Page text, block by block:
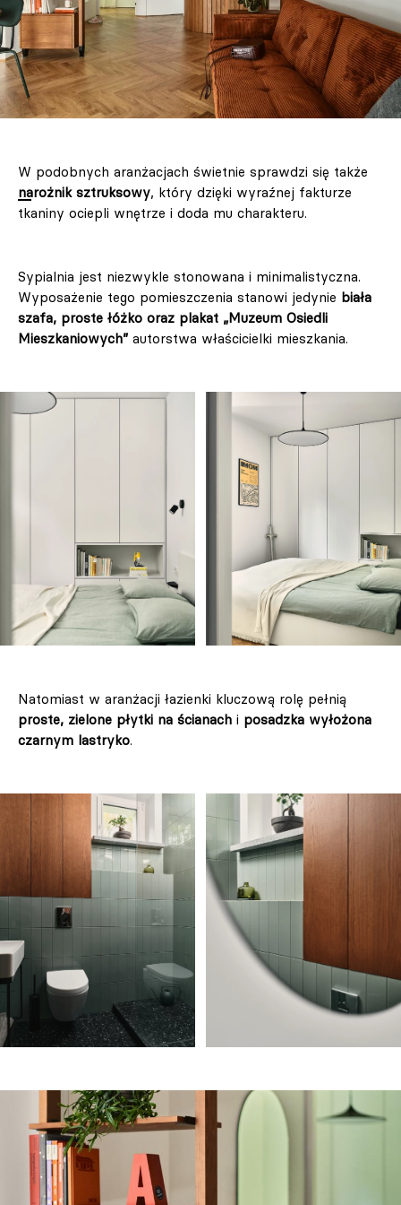
W podobnych aranżacjach świetnie sprawdzi się także
narożnik sztruksowy, który dzięki wyraźnej fakturze
tkaniny ociepli wnętrze i doda mu charakteru.
Sypialnia jest niezwykle stonowana i minimalistyczna.
Wyposażenie tego pomieszczenia stanowi jedynie biała
szafa, proste łóżko oraz plakat „Muzeum Osiedli
Mieszkaniowych” autorstwa właścicielki mieszkania.
Natomiast w aranżacji łazienki kluczową rolę pełnią
proste, zielone płytki na ścianach i posadzka wyłożona
czarnym lastryko.